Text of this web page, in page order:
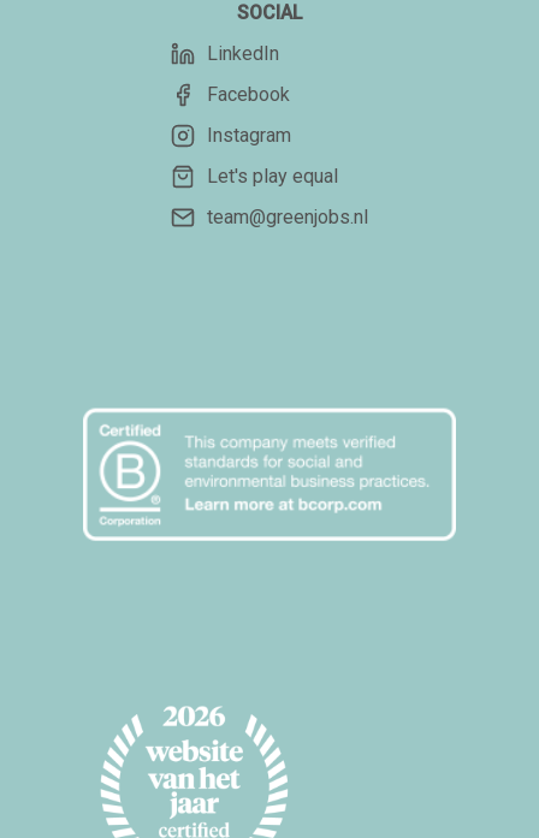
SOCIAL
LinkedIn
Facebook
Instagram
Let's play equal
team@greenjobs.nl